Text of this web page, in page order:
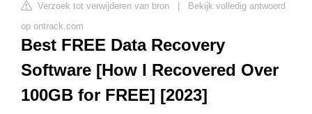
Verzoek tot verwijderen van bron
Bekijk volledig antwoord
op ontrack.com
Best FREE Data Recovery
Software [How I Recovered Over
100GB for FREE] [2023]